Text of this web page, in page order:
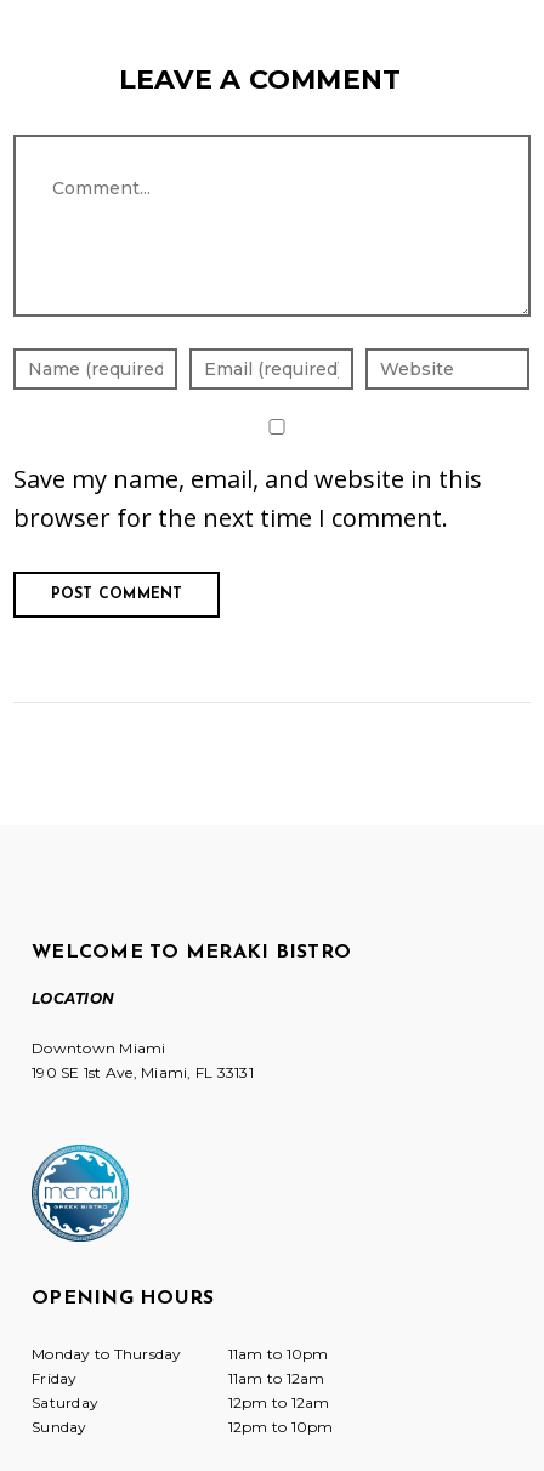
LEAVE A COMMENT
Save my name, email, and website in this
browser for the next time I comment.
WELCOME TO MERAKI BISTRO
LOCATION
Downtown Miami
190 SE 1st Ave, Miami, FL 33131
OPENING HOURS
Monday to Thursday
11am to 10pm
Friday
11am to 12am
Saturday
12pm to 12am
Sunday
12pm to 10pm